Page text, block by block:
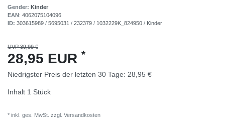
Gender: Kinder
EAN: 4062075104096
ID: 303615989 / 5695031 / 232379 / 1032229K_824950 / Kinder
UVP 39,99 €
28,95 EUR *
Niedrigster Preis der letzten 30 Tage: 28,95 €
Inhalt 1 Stück
* inkl. ges. MwSt. zzgl. Versandkosten